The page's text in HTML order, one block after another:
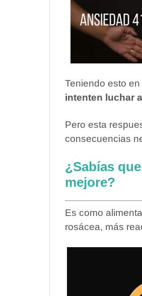
Teniendo esto
intenten luchar
Pero esta
consecuencias
¿Sabías
mejore?
Es como
rosácea, más